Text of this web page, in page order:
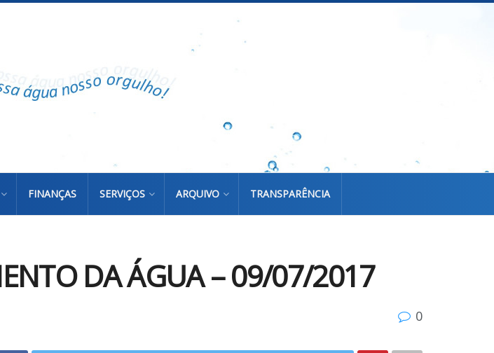
FINANÇAS SERVIÇOS ARQUIVO TRANSPARÊNCIA
DA ÁGUA – 09/07/2017
0